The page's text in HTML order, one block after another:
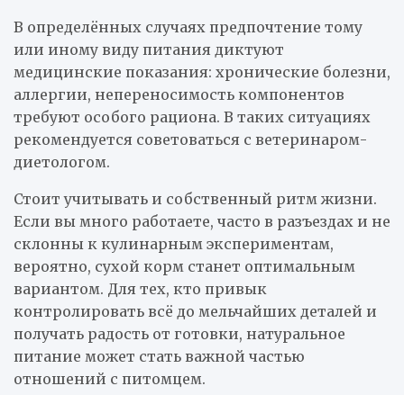
В определённых случаях предпочтение тому
или иному виду питания диктуют
медицинские показания: хронические болезни,
аллергии, непереносимость компонентов
требуют особого рациона. В таких ситуациях
рекомендуется советоваться с ветеринаром-
диетологом.
Стоит учитывать и собственный ритм жизни.
Если вы много работаете, часто в разъездах и не
склонны к кулинарным экспериментам,
вероятно, сухой корм станет оптимальным
вариантом. Для тех, кто привык
контролировать всё до мельчайших деталей и
получать радость от готовки, натуральное
питание может стать важной частью
отношений с питомцем.